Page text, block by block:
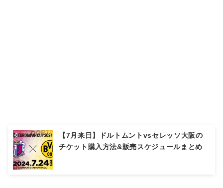
【7月来日】ドルトムントvsセレッソ大阪の
チケット購入方法&販売スケジュールまとめ